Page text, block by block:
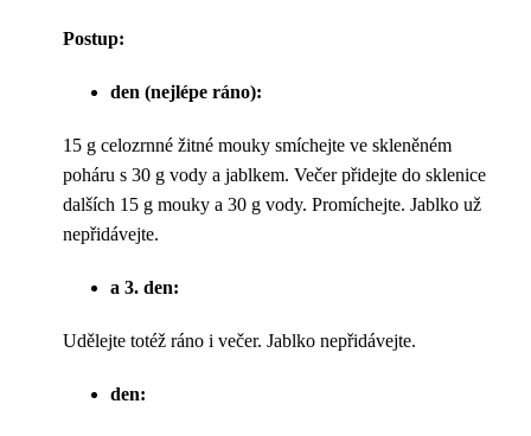
Postup:
den (nejlépe ráno):
15 g celozrnné žitné mouky smíchejte ve skleněném
poháru s 30 g vody a jablkem. Večer přidejte do sklenice
dalších 15 g mouky a 30 g vody. Promíchejte. Jablko už
nepřidávejte.
a 3. den:
Udělejte totéž ráno i večer. Jablko nepřidávejte.
den: